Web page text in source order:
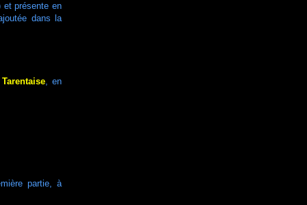
et présente en
dans la
Tarentaise, en
partie, à